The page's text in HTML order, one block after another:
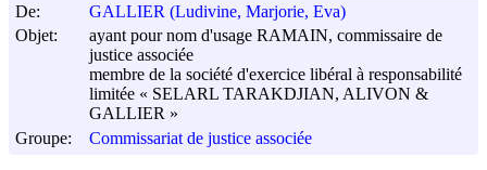
De:
GALLIER (Ludivine, Marjorie, Eva)
Objet:
ayant pour nom d'usage RAMAIN, commissaire de
justice associée
membre de la société d'exercice libéral à responsabilité
limitée « SELARL TARAKDJIAN, ALIVON &
GALLIER »
Groupe:
Commissariat de justice associée